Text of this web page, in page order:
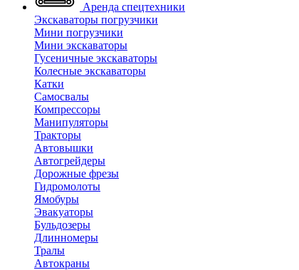
Аренда спецтехники
Экскаваторы погрузчики
Мини погрузчики
Мини экскаваторы
Гусеничные экскаваторы
Колесные экскаваторы
Катки
Самосвалы
Компрессоры
Манипуляторы
Тракторы
Автовышки
Автогрейдеры
Дорожные фрезы
Гидромолоты
Ямобуры
Эвакуаторы
Бульдозеры
Длинномеры
Тралы
Автокраны